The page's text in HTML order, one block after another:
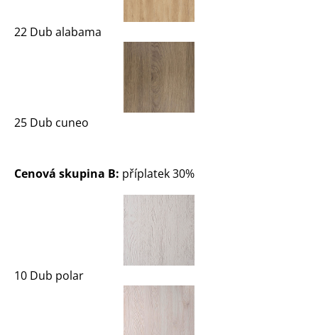
22 Dub alabama
25 Dub cuneo
Cenová skupina B: příplatek 30%
10 Dub polar